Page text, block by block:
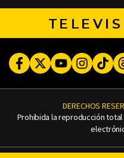
FacebookTwitterYoutube
DERECHOS
Prohibida la reproducción